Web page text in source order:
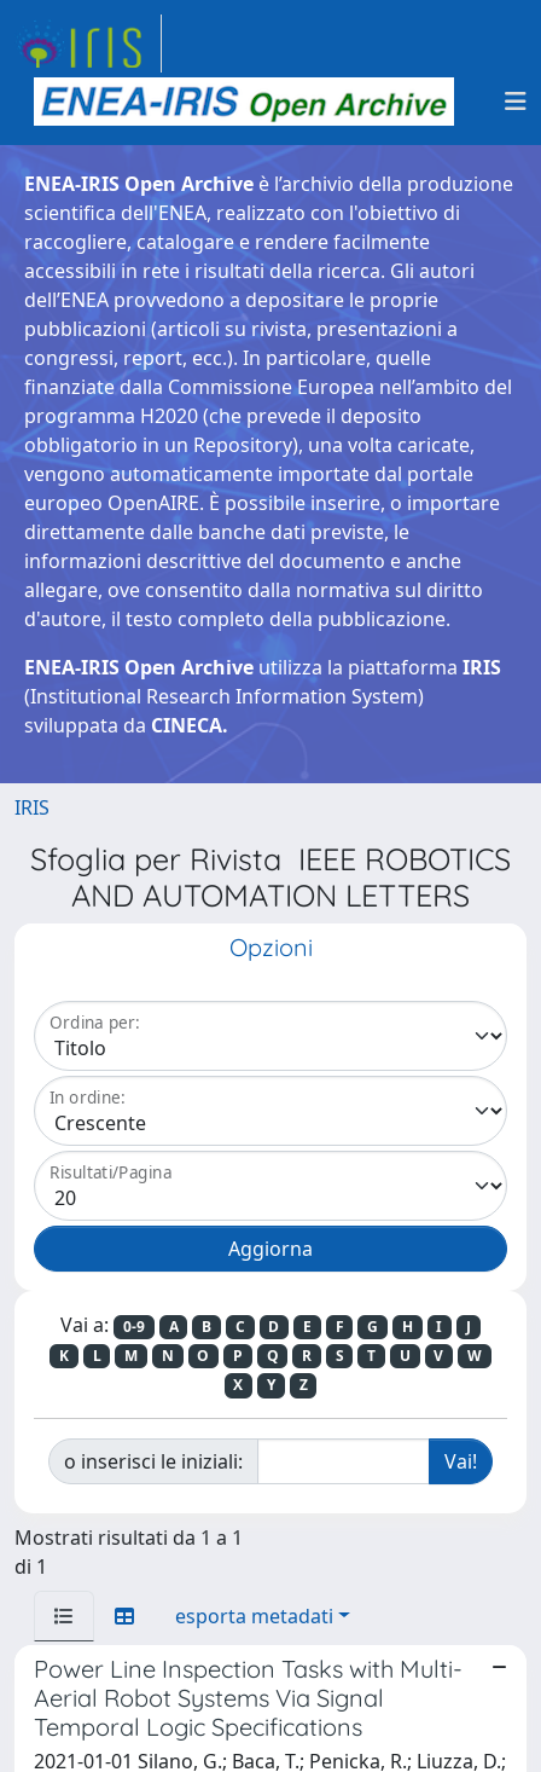
ENEA-IRIS Open Archive è l’archivio della produzione
scientifica dell'ENEA, realizzato con l'obiettivo di
raccogliere, catalogare e rendere facilmente
accessibili in rete i risultati della ricerca. Gli autori
dell’ENEA provvedono a depositare le proprie
pubblicazioni (articoli su rivista, presentazioni a
congressi, report, ecc.). In particolare, quelle
finanziate dalla Commissione Europea nell’ambito del
programma H2020 (che prevede il deposito
obbligatorio in un Repository), una volta caricate,
vengono automaticamente importate dal portale
europeo OpenAIRE. È possibile inserire, o importare
direttamente dalle banche dati previste, le
informazioni descrittive del documento e anche
allegare, ove consentito dalla normativa sul diritto
d'autore, il testo completo della pubblicazione.
ENEA-IRIS Open Archive utilizza la piattaforma IRIS
(Institutional Research Information System)
sviluppata da CINECA.
IRIS
Sfoglia per Rivista IEEE ROBOTICS
AND AUTOMATION LETTERS
Opzioni
Ordina per:
In ordine:
Risultati/Pagina
Vai a: 0-9 A B C D E F G H I
J
K
L M N O P Q R S T U V
W
X
Y Z
o inserisci le iniziali:
Mostrati risultati da 1 a 1
di 1
esporta metadati
Power Line Inspection Tasks with Multi-
Aerial Robot Systems Via Signal
Temporal Logic Specifications
2021-01-01 Silano, G.; Baca, T.; Penicka, R.; Liuzza, D.;